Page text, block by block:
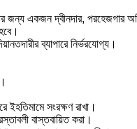
জন্য একজন দ্বীনদার, পরহেজগার
ব্যাপারে নির্ভরযোগ্য।
সংরক্ষণ রাখা।
বাস্তবায়িত করা।